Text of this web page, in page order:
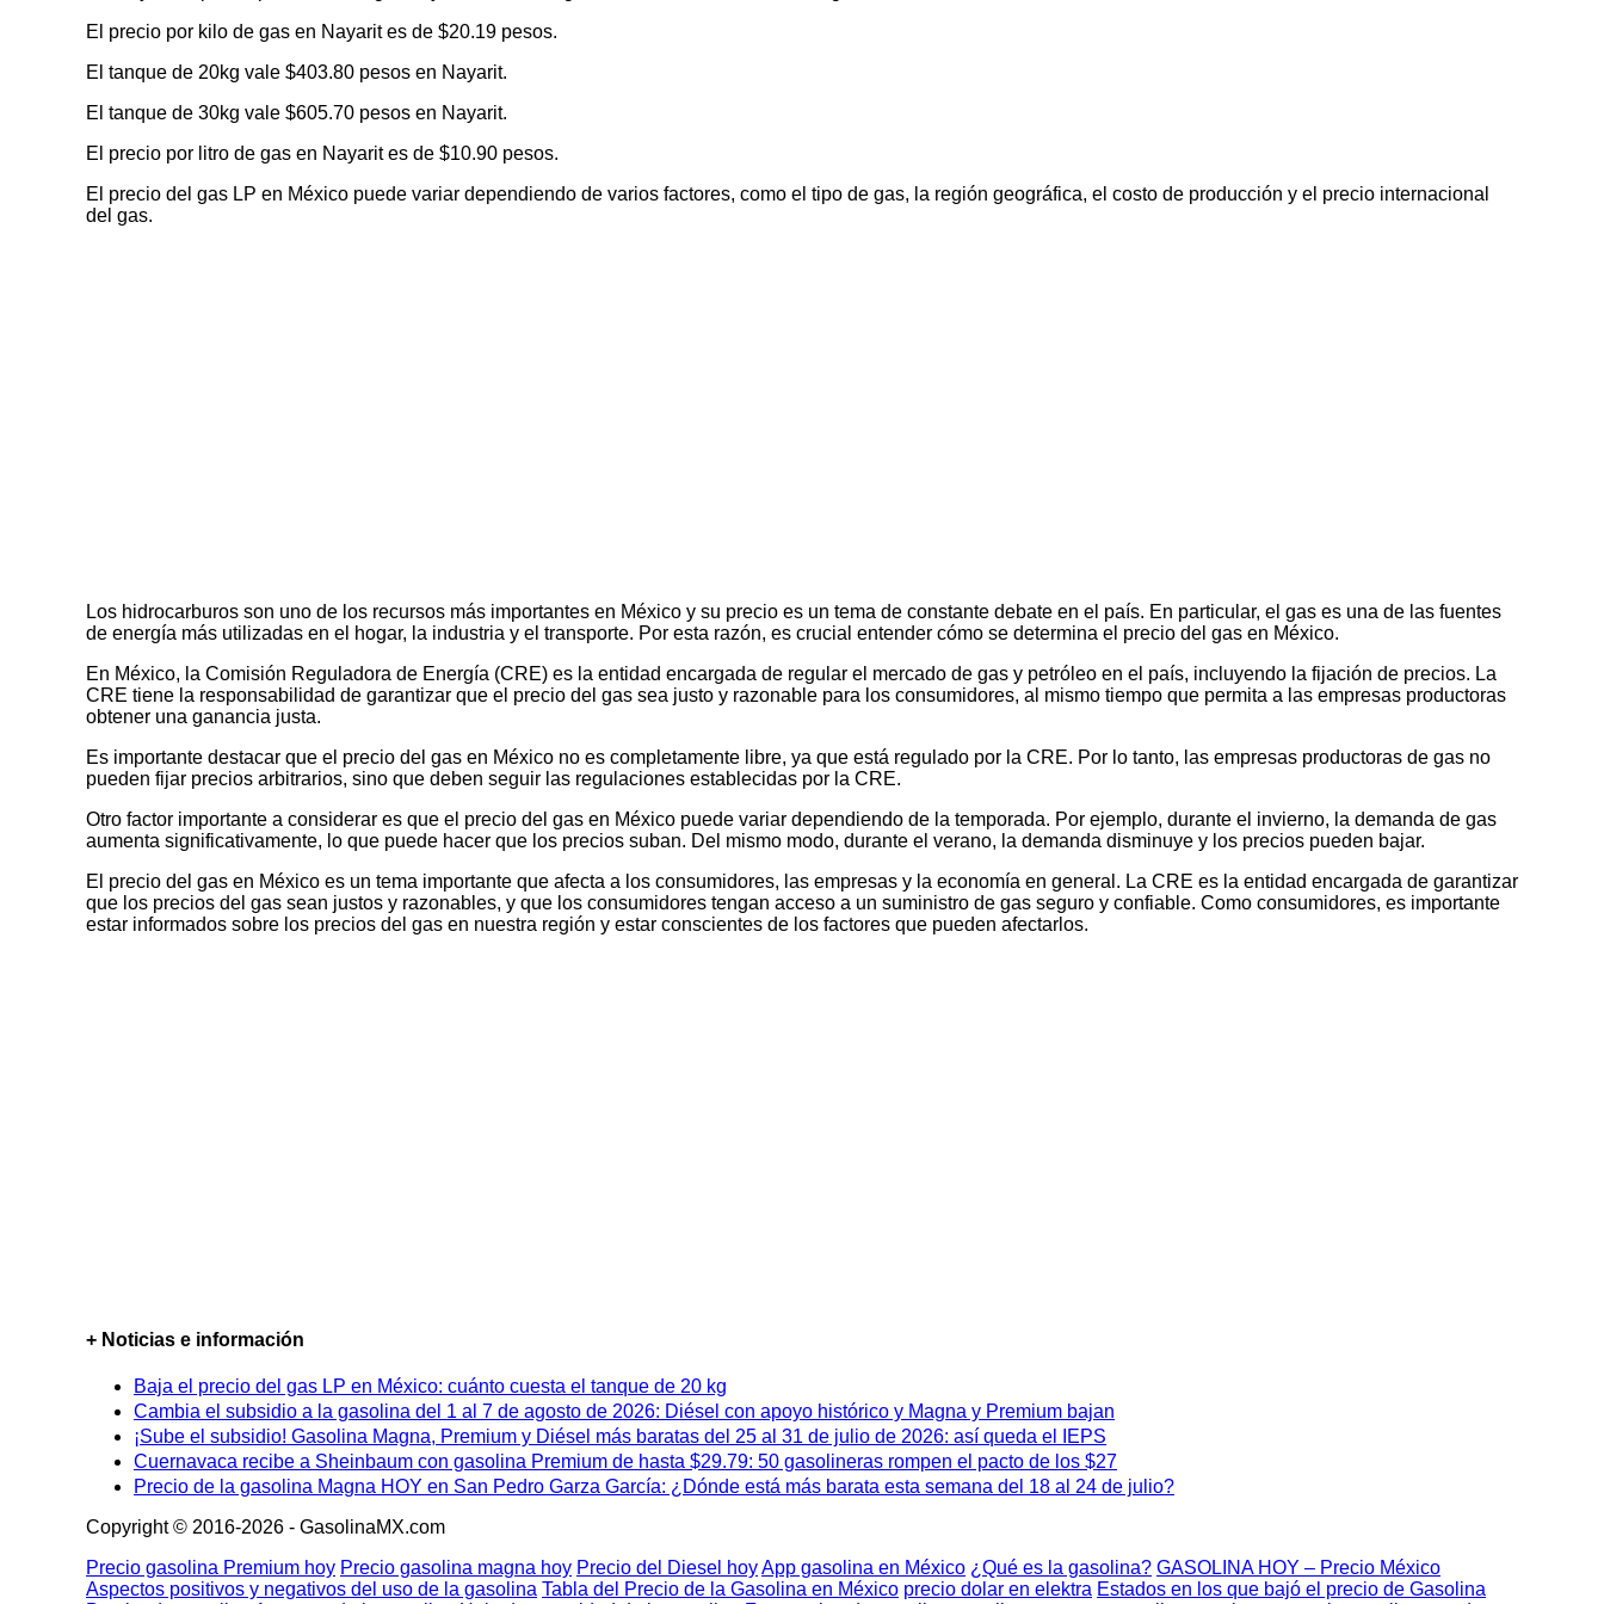
El precio por kilo de gas en Nayarit es de $20.19 pesos.
El tanque de 20kg vale $403.80 pesos en Nayarit.
El tanque de 30kg vale $605.70 pesos en Nayarit.
El precio por litro de gas en Nayarit es de $10.90 pesos.
El precio del gas LP en México puede variar dependiendo de varios factores, como el tipo de gas, la región geográfica, el costo de producción y el precio internacional
del gas.
Los hidrocarburos son uno de los recursos más importantes en México y su precio es un tema de constante debate en el país. En particular, el gas es una de las fuentes
de energía más utilizadas en el hogar, la industria y el transporte. Por esta razón, es crucial entender cómo se determina el precio del gas en México.
En México, la Comisión Reguladora de Energía (CRE) es la entidad encargada de regular el mercado de gas y petróleo en el país, incluyendo la fijación de precios. La
CRE tiene la responsabilidad de garantizar que el precio del gas sea justo y razonable para los consumidores, al mismo tiempo que permita a las empresas productoras
obtener una ganancia justa.
Es importante destacar que el precio del gas en México no es completamente libre, ya que está regulado por la CRE. Por lo tanto, las empresas productoras de gas no
pueden fijar precios arbitrarios, sino que deben seguir las regulaciones establecidas por la CRE.
Otro factor importante a considerar es que el precio del gas en México puede variar dependiendo de la temporada. Por ejemplo, durante el invierno, la demanda de gas
aumenta significativamente, lo que puede hacer que los precios suban. Del mismo modo, durante el verano, la demanda disminuye y los precios pueden bajar.
El precio del gas en México es un tema importante que afecta a los consumidores, las empresas y la economía en general. La CRE es la entidad encargada de garantizar
que los precios del gas sean justos y razonables, y que los consumidores tengan acceso a un suministro de gas seguro y confiable. Como consumidores, es importante
estar informados sobre los precios del gas en nuestra región y estar conscientes de los factores que pueden afectarlos.
+ Noticias e información
Baja el precio del gas LP en México: cuánto cuesta el tanque de 20 kg
Cambia el subsidio a la gasolina del 1 al 7 de agosto de 2026: Diésel con apoyo histórico y Magna y Premium bajan
¡Sube el subsidio! Gasolina Magna, Premium y Diésel más baratas del 25 al 31 de julio de 2026: así queda el IEPS
Cuernavaca recibe a Sheinbaum con gasolina Premium de hasta $29.79: 50 gasolineras rompen el pacto de los $27
Precio de la gasolina Magna HOY en San Pedro Garza García: ¿Dónde está más barata esta semana del 18 al 24 de julio?
Copyright © 2016-2026 - GasolinaMX.com
Precio gasolina Premium hoy Precio gasolina magna hoy Precio del Diesel hoyApp gasolina en México ¿Qué es la gasolina? GASOLINA HOY – Precio México
Aspectos positivos y negativos del uso de la gasolina Tabla del Precio de la Gasolina en México precio dolar en elektra Estados en los que bajó el precio de Gasolina